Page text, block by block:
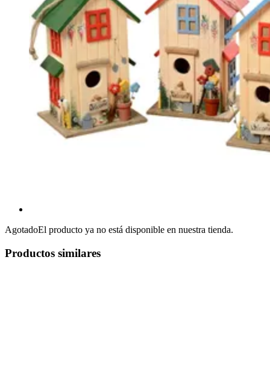
AgotadoEl producto ya no está disponible en nuestra tienda.
Productos similares